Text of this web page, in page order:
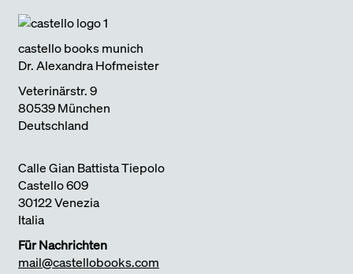
ARCHITEKTUR UND KLIMAWANDEL
castello books munich
Dr. Alexandra Hofmeister
Veterinärstr. 9
80539 München
Deutschland
Calle Gian Battista Tiepolo
Castello 609
30122 Venezia
Italia
Für Nachrichten
mail@castellobooks.com